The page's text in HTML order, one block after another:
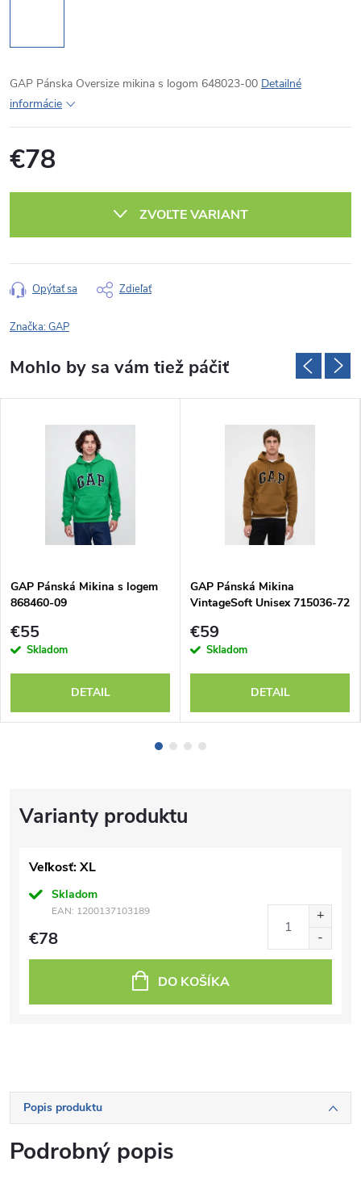
GAP Pánska Oversize mikina s logom 648023-00 Detailné
informácie
€78
ZVOĽTE VARIANT
Opýtať sa Zdieľať
Značka:GAP
Veľkosť: XL
Skladom
EAN: 1200137103189
€78
DO KOŠÍKA
Popis produktu
Podrobný popis
GAP Pánská Mikina s logem
868460-09
€55
Skladom
DETAIL
GAP Pánská Mikina
VintageSoft Unisex 715036-72
€59
Skladom
DETAIL